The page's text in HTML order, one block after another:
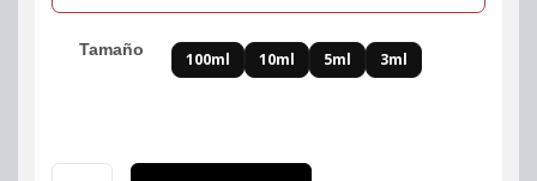
Tamaño 100ml 10ml 5ml 3ml